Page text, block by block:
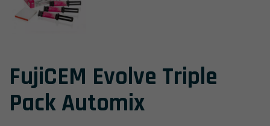
FujiCEM Evolve Triple
Pack Automix